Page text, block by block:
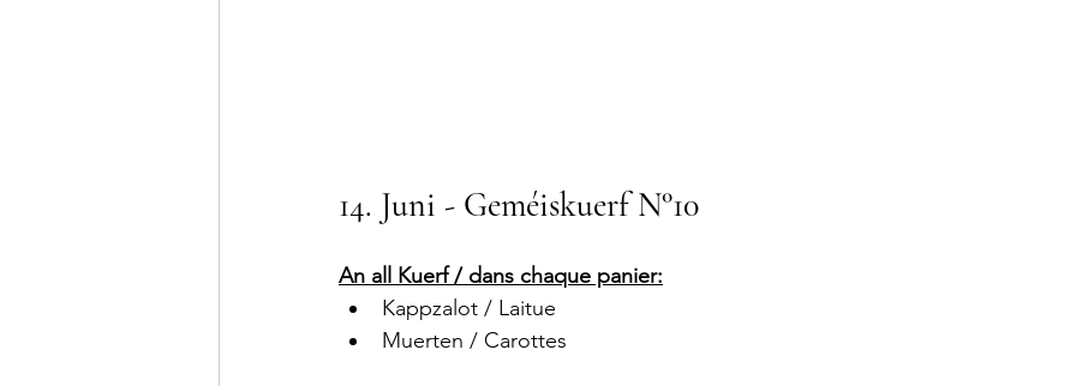
14. Juni - Geméiskuerf N°10
An all Kuerf / dans chaque panier:
Kappzalot / Laitue
Muerten / Carottes